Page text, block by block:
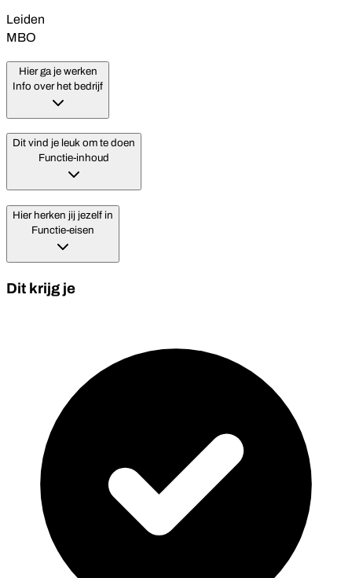
Leiden
MBO
Hier ga je werken
Info over het bedrijf
Dit vind je leuk om te doen
Functie-inhoud
Hier herken jij jezelf in
Functie-eisen
Dit krijg je